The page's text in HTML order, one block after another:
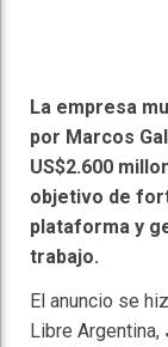
La empresa
por Marcos
US$2.600
objetivo de
plataforma y
trabajo.
El anuncio se
Libre Argentina,